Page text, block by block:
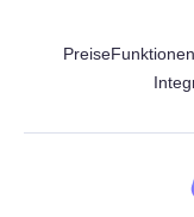
PreiseFunktionen